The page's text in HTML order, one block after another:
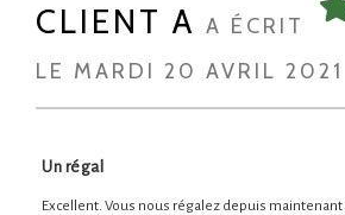
CLIENT A A ÉCRIT
LE MARDI 20 AVRIL 2021
Un régal
Excellent. Vous nous régalez depuis